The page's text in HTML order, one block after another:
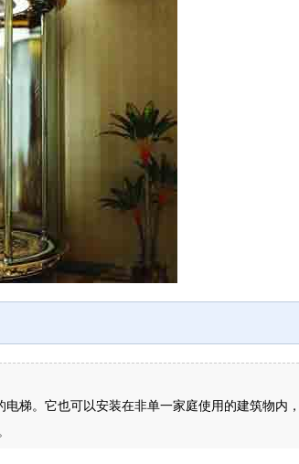
梯。它也可以安装在非单一家庭使用的建筑物内